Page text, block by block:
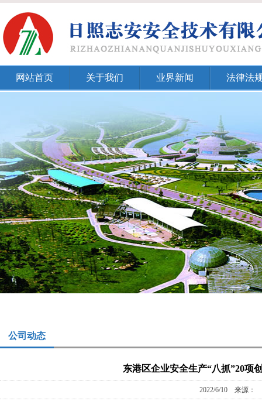
网站首页 关于我们 业界新闻 法律法
公司动态
东港区企业安全生产“八抓”20项
2022/6/10 来源：